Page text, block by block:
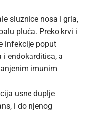
sluznice nosa i grla,
pluća. Preko krvi i
infekcije poput
i endokarditisa, a
imunim
usne duplje
i do njenog